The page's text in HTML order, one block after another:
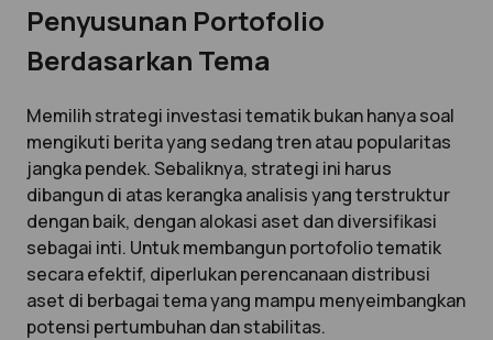
Penyusunan Portofolio
Berdasarkan Tema
Memilih strategi investasi tematik bukan hanya soal
mengikuti berita yang sedang tren atau popularitas
jangka pendek. Sebaliknya, strategi ini harus
dibangun di atas kerangka analisis yang terstruktur
dengan baik, dengan alokasi aset dan diversifikasi
sebagai inti. Untuk membangun portofolio tematik
secara efektif, diperlukan perencanaan distribusi
aset di berbagai tema yang mampu menyeimbangkan
potensi pertumbuhan dan stabilitas.